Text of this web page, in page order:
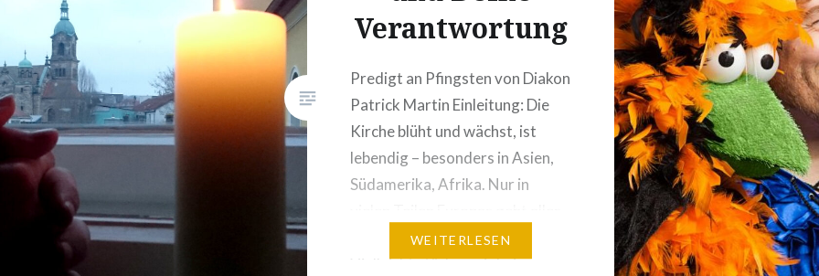
Verantwortung
Predigt an Pfingsten von Diakon
Patrick Martin Einleitung: Die
Kirche blüht und wächst, ist
lebendig – besonders in Asien,
Südamerika, Afrika. Nur in
zurück. Woran liegt das?
Vielleicht stärken wir bei uns zu
WEITERLESEN